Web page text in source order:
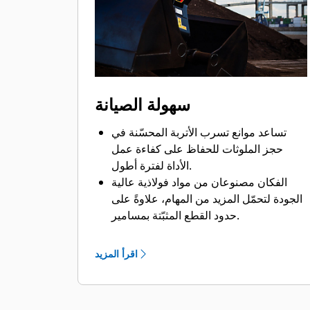
Bluetooth في الماكينة أو تطبيق Cat على
هاتفك بتحديد موضع الجهاز أوتوماتيكيًا.
ومن خلال الاستفادة من نظام Cat Payload
للحفارات، يمكن تحقيق الأحمال المستهدفة
بدقة وزيادة كفاءة التحميل بفضل إمكانية
الوزن أثناء الحركة والتقدير الآني للحمولة
ماكينات Cat مبرمجة مسبقًا بإعدادات الأداء
المثالية للكلاَّب لزيادة توافق الماكينة
سهولة الصيانة
تساعد موانع تسرب الأتربة المحسّنة في
حجز الملوثات للحفاظ على كفاءة عمل
الأداة لفترة أطول.
الفكان مصنوعان من مواد فولاذية عالية
الجودة لتحمّل المزيد من المهام، علاوةً على
حدود القطع المثبّتة بمسامير.
إلى كل نقاط التشحيم واللوحات القابلة
اقرأ المزيد